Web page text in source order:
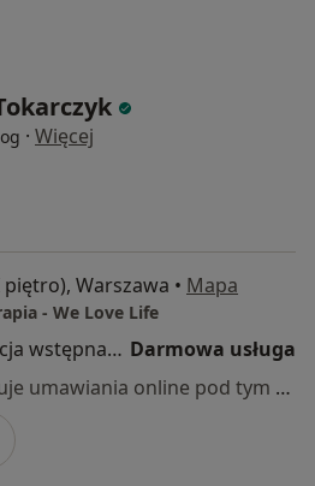
· Więcej
Warszawa • Mapa
- We Love Life
Bezpłatna konsultacja wstępna - telefoniczna Darmowa usługa
Specjalista nie oferuje umawiania online pod tym adresem.